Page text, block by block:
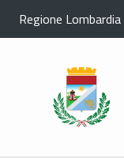
Regione Lombardia